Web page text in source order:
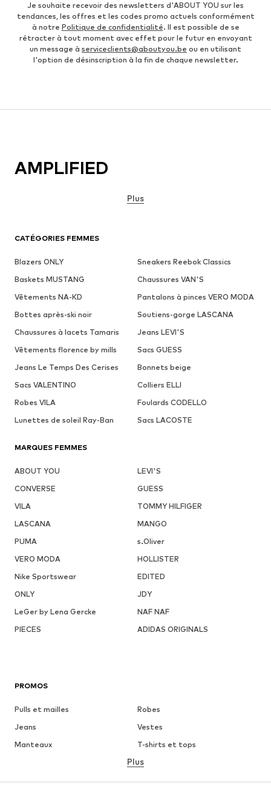
Je souhaite recevoir des newsletters d'ABOUT YOU sur les
tendances, les offres et les codes promo actuels conformément
à notre Politique de confidentialité. Il est possible de se
rétracter à tout moment avec effet pour le futur en envoyant
un message à serviceclients@aboutyou.be ou en utilisant
l'option de désinscription à la fin de chaque newsletter.
CATÉGORIES FEMMES
Blazers ONLY
Sneakers Reebok Classics
Baskets MUSTANG
Chaussures VAN'S
Vêtements NA-KD
Pantalons à pinces VERO MODA
Bottes après-ski noir
Soutiens-gorge LASCANA
Chaussures à lacets Tamaris
Jeans LEVI'S
Vêtements florence by mills
Sacs GUESS
Jeans Le Temps Des Cerises
Bonnets beige
Sacs VALENTINO
Colliers ELLI
Robes VILA
Foulards CODELLO
Lunettes de soleil Ray-Ban
Sacs LACOSTE
MARQUES FEMMES
ABOUT YOU
LEVI'S
CONVERSE
GUESS
VILA
TOMMY HILFIGER
LASCANA
MANGO
PUMA
s.Oliver
VERO MODA
HOLLISTER
Nike Sportswear
EDITED
ONLY
JDY
LeGer by Lena Gercke
NAF NAF
PIECES
ADIDAS ORIGINALS
PROMOS
Pulls et mailles
Robes
Jeans
Vestes
Manteaux
T-shirts et tops
Lingerie
Jupes
Blouses et tuniques
Plus
AMPLIFIED
Plus